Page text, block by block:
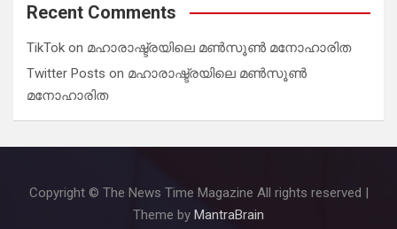
Recent Comments
TikTok on മഹാരാഷ്ട്രയിലെ മൺസൂൺ മനോഹാരിത
Twitter Posts on മഹാരാഷ്ട്രയിലെ മൺസൂൺ
മനോഹാരിത
Copyright © The News Time Magazine All rights reserved |
Theme by MantraBrain